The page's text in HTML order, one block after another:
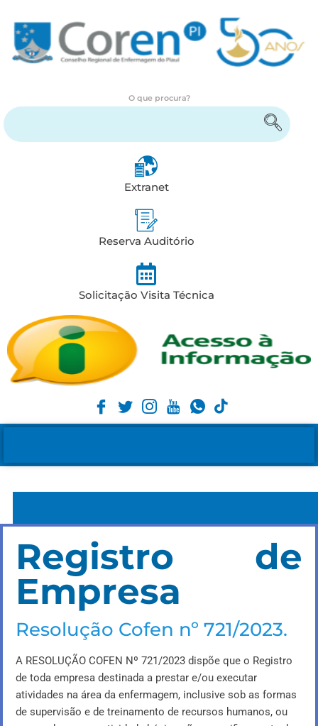
O que procura?
Extranet
Reserva Auditório
Solicitação Visita Técnica
Registro de
Empresa
Resolução Cofen nº 721/2023.
A RESOLUÇÃO COFEN Nº 721/2023 dispõe que o Registro
de toda empresa destinada a prestar e/ou executar
atividades na área da enfermagem, inclusive sob as formas
de supervisão e de treinamento de recursos humanos, ou